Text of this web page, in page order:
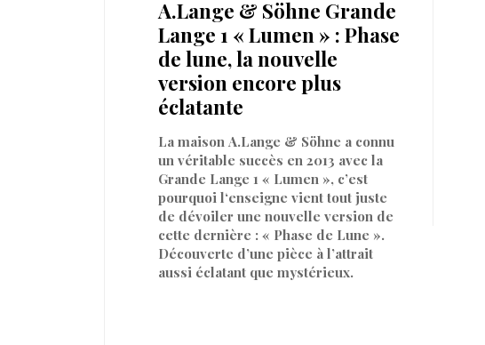
A.Lange & Söhne Grande
Lange 1 « Lumen » : Phase
de lune, la nouvelle
version encore plus
éclatante
La maison A.Lange & Söhne a connu
un véritable succès en 2013 avec la
Grande Lange 1 « Lumen », c’est
pourquoi l‘enseigne vient tout juste
de dévoiler une nouvelle version de
cette dernière : « Phase de Lune ».
Découverte d’une pièce à l’attrait
aussi éclatant que mystérieux.